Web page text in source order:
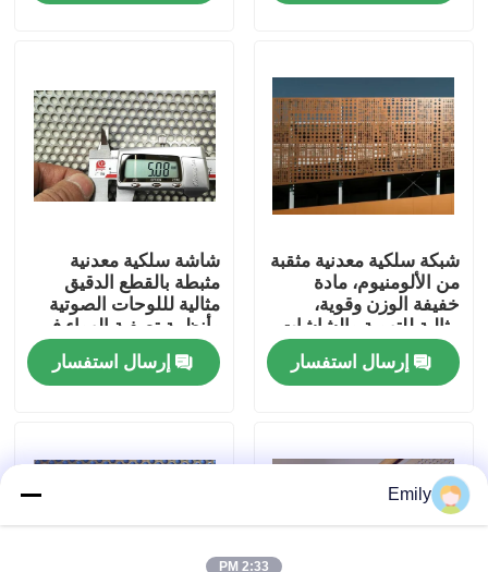
المنتجات
حولنا
جولة في المصنع
مراقبة الجودة
اتصل بنا
أخبار
توسيع شبكة الأسلاك المعدنية
شبكة أسلاك معدنية مثقبة
شبكة سلكية معدنية مثقبة
من الألومنيوم، مادة
خفيفة الوزن وقوية،
مثالية للتهوية والشاشات
والحواجز الواقية
إرسال استفسار
شاشة سلكية معدنية
مثبطة بالقطع الدقيق
مثالية لللوحات الصوتية
وأنظمة تصفية الهواء في
المباني التجارية
إرسال استفسار
Emily
2:33 PM